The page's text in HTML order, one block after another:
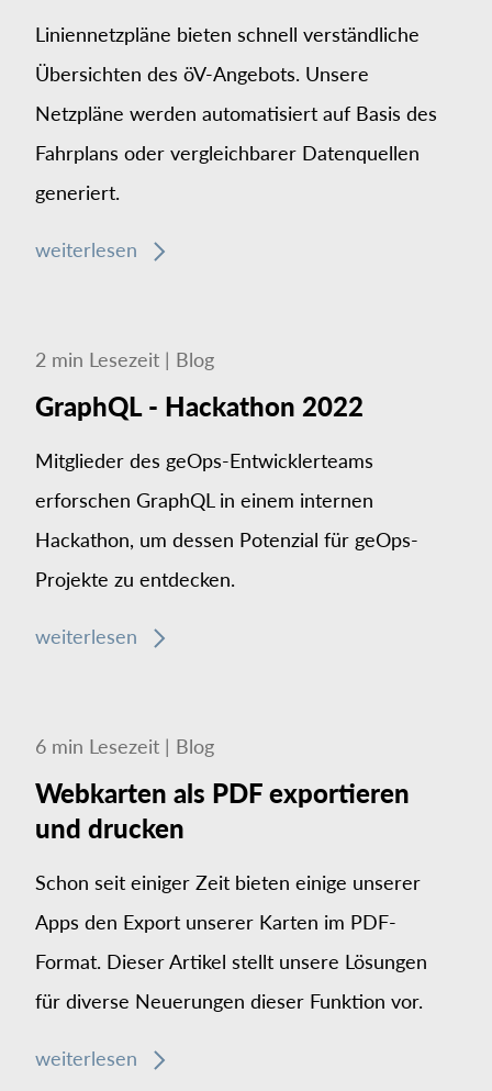
Liniennetzpläne bieten schnell verständliche
Übersichten des öV-Angebots. Unsere
Netzpläne werden automatisiert auf Basis des
Fahrplans oder vergleichbarer Datenquellen
generiert.
weiterlesen
2 min Lesezeit | Blog
GraphQL - Hackathon 2022
Mitglieder des geOps-Entwicklerteams
erforschen GraphQL in einem internen
Hackathon, um dessen Potenzial für geOps-
Projekte zu entdecken.
weiterlesen
6 min Lesezeit | Blog
Webkarten als PDF exportieren
und drucken
Schon seit einiger Zeit bieten einige unserer
Apps den Export unserer Karten im PDF-
Format. Dieser Artikel stellt unsere Lösungen
für diverse Neuerungen dieser Funktion vor.
weiterlesen